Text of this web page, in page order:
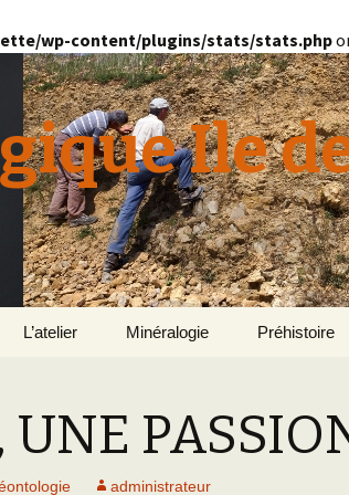
wp-content/plugins/stats/stats.php
Ile
Géomorphologie du
Bassin Parisien
Le Domaine de Grignon
L’atelier Minéralogie Préhistoire
administrateur